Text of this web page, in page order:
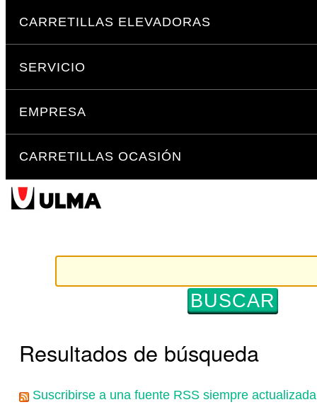
Saltar
a
navegación
CARRETILLAS ELEVADORAS
SERVICIO
EMPRESA
CARRETILLAS OCASIÓN
Resultados de búsqueda
Suscribirse a una fuente RSS siempre